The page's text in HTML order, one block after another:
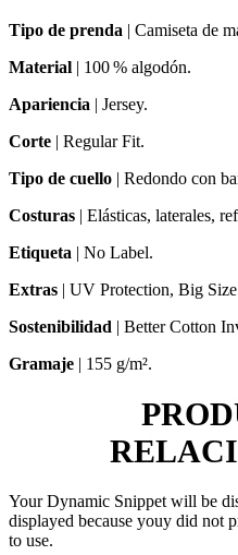
Tipo de prenda | Camiseta de
Material | 100 % algodón.
Apariencia | Jersey.
Corte | Regular Fit.
Tipo de cuello | Redondo con
Costuras | Elásticas, laterales,
Etiqueta | No Label.
Extras | UV Protection, Big
Sostenibilidad | Better Cotton
Gramaje | 155 g/m².
Your Dynamic Snippet will be
displayed because youy did not
to use.